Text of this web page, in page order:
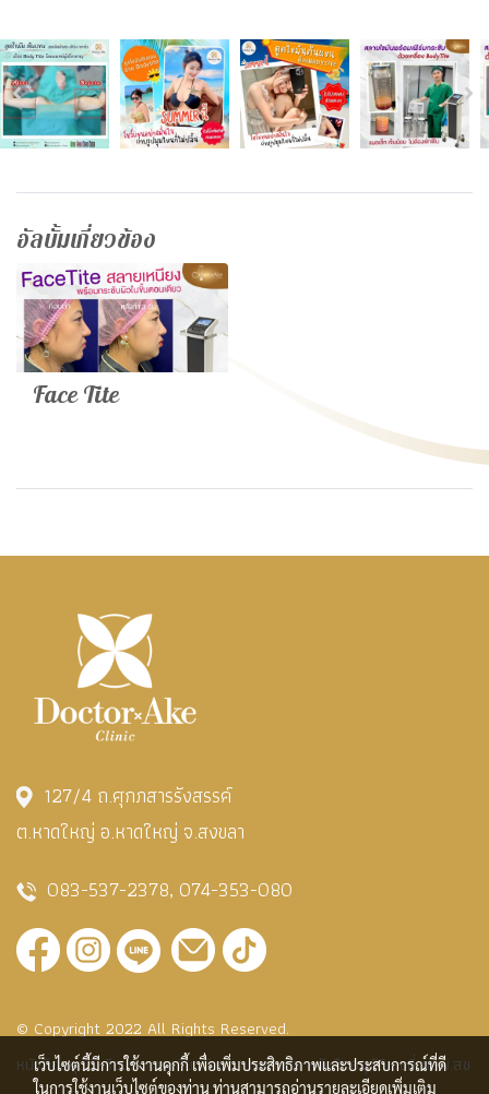
อัลบั้มเกี่ยวข้อง
Face Tite
127/4 ถ.ศุกภสารรังสรรค์
ต.หาดใหญ่ อ.หาดใหญ่ จ.สงขลา
083-537-2378, 074-353-080
© Copyright 2022 All Rights Reserved.
หนังสืออนุมัติหรือประกาศเกี่ยวกับสถานพยาบาล หนังสืออนุมัติเลขที่ ฆสพ.สข
เว็บไซต์นี้มีการใช้งานคุกกี้ เพื่อเพิ่มประสิทธิภาพและประสบการณ์ที่ดี
ในการใช้งานเว็บไซต์ของท่าน ท่านสามารถอ่านรายละเอียดเพิ่มเติม